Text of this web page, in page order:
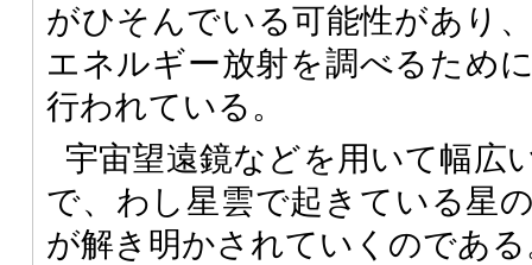
がひそんでいる可能性があり
エネルギー放射を調べるため
行われている。
宇宙望遠鏡などを用いて幅広
で、わし星雲で起きている星
が解き明かされていくのであ